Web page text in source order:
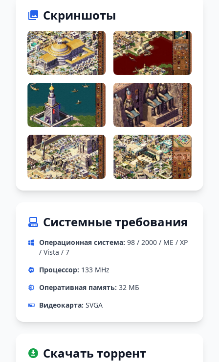
Скриншоты
Системные требования
Операционная система: 98 / 2000 / ME / XP
/ Vista / 7
Процессор: 133 MHz
Оперативная память: 32 МБ
Видеокарта: SVGA
Скачать торрент